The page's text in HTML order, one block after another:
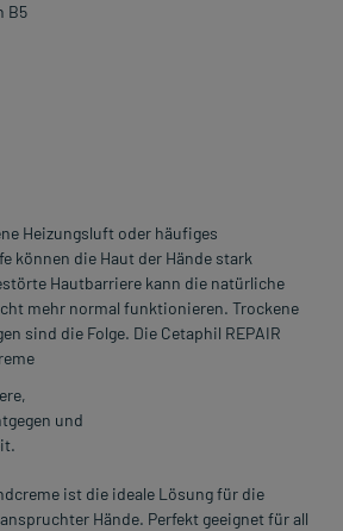
B5
Heizungsluft oder häufiges
können die Haut der Hände stark
Hautbarriere kann die natürliche
mehr normal funktionieren. Trockene
sind die Folge. Die Cetaphil REPAIR
und
ist die ideale Lösung für die
Hände. Perfekt geeignet für all